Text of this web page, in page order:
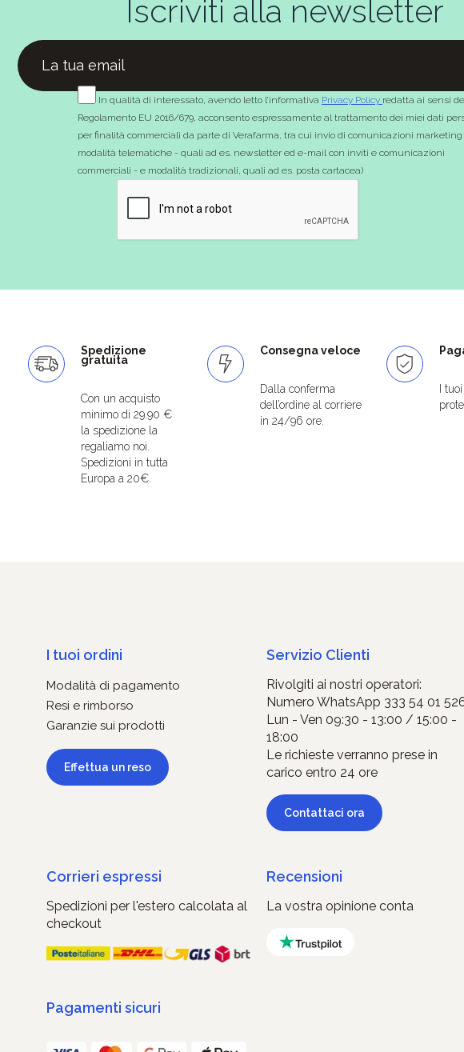
Iscriviti alla newsletter
In qualità di interessato, avendo letto l’informativa Privacy Policy redatta ai sensi
Regolamento EU 2016/679, acconsento espressamente al trattamento dei miei dati
per finalità commerciali da parte di Verafarma, tra cui invio di comunicazioni marketing
modalità telematiche - quali ad es. newsletter ed e-mail con inviti e comunicazioni
commerciali - e modalità tradizionali, quali ad es. posta cartacea)
Spedizione
gratuita
Con un acquisto
minimo di 29.90 €
la spedizione la
regaliamo noi.
Spedizioni in tutta
Europa a 20€.
Consegna veloce
Dalla conferma
dell’ordine al corriere
in 24/96 ore.
I
I tuoi ordini
Modalità di pagamento
Resi e rimborso
Garanzie sui prodotti
Effettua un reso
Servizio Clienti
Rivolgiti ai nostri operatori:
Numero WhatsApp 333 54 01
Lun - Ven 09:30 - 13:00 / 15:00 -
18:00
Le richieste verranno prese in
carico entro 24 ore
Contattaci ora
Corrieri espressi
Spedizioni per l'estero calcolata al
checkout
Recensioni
La vostra opinione conta
Pagamenti sicuri